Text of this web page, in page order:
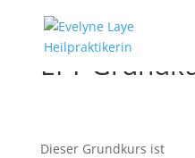
EFT
Dieser Grundkurs ist